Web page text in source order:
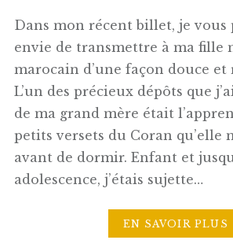
Dans mon récent billet, je vous
envie de transmettre à ma fille
marocain d’une façon douce et
L’un des précieux dépôts que
de ma grand mère était
petits versets du Coran qu’elle
avant de dormir. Enfant et
adolescence, j’étais sujette…
EN SAVOIR PLUS